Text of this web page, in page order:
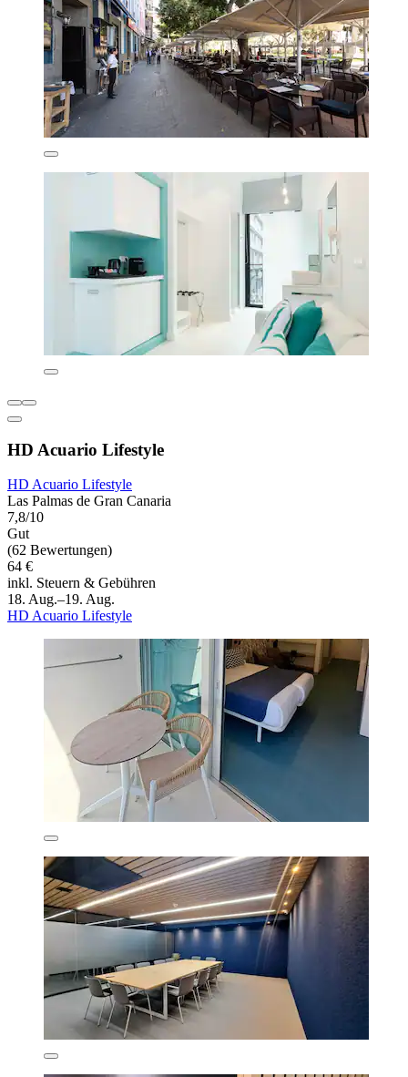
HD Acuario Lifestyle
HD Acuario Lifestyle
Las Palmas de Gran Canaria
7,8/10
Gut
(62 Bewertungen)
64 €
inkl. Steuern & Gebühren
18. Aug.–19. Aug.
HD Acuario Lifestyle